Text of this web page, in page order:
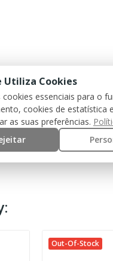
Out-Of-Stock
Utiliza Cookies
cookies essenciais para o
cookies de estatística
as suas preferências.